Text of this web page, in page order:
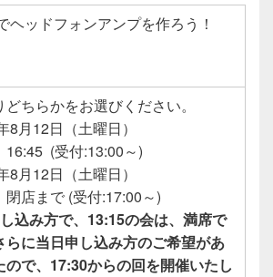
ヘッドフォンアンプを作ろう！
ちらかをお選びください。
8月12日（土曜日）
16:45 (受付:13:00～)
8月12日（土曜日）
閉店まで (受付:17:00～)
込み方で、13:15の会は、満席で
らに当日申し込み方のご希望があ
ので、17:30からの回を開催いたし